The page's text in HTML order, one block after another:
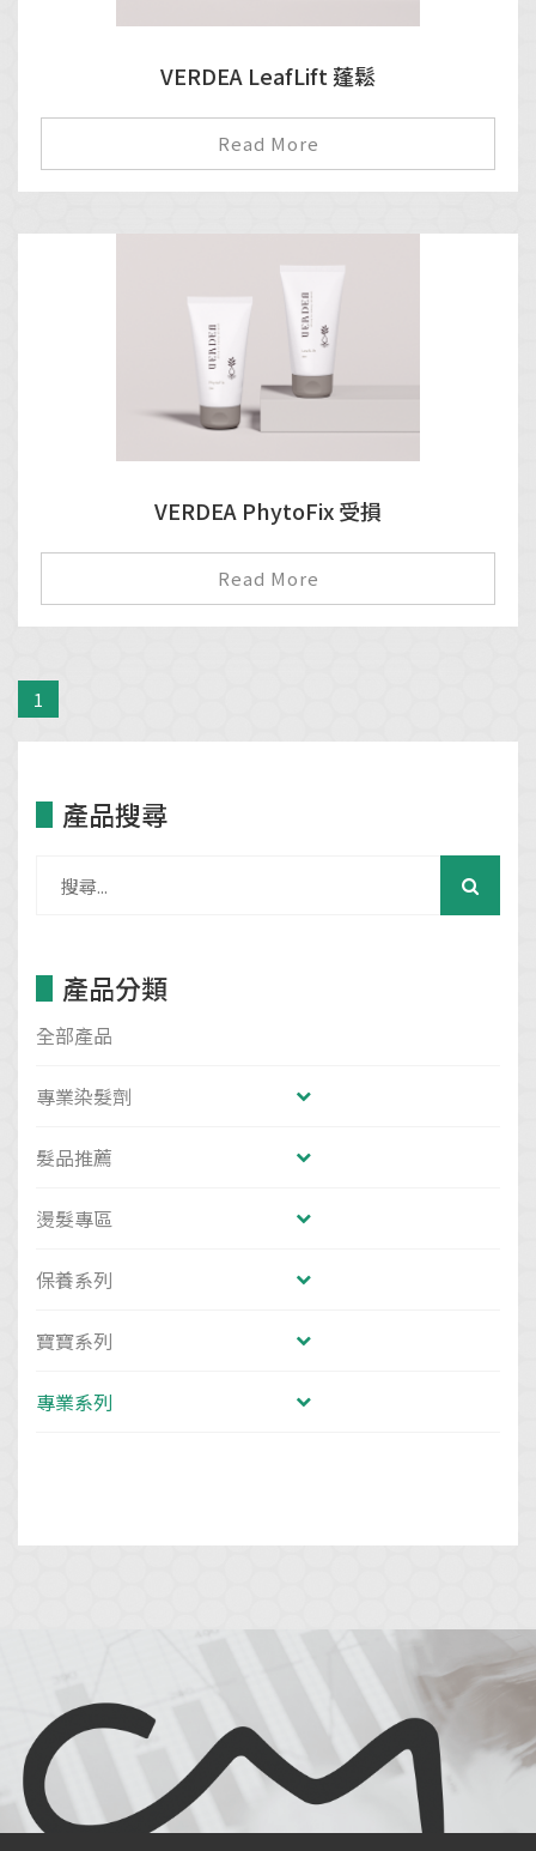
VERDEA LeafLift 蓬鬆
Read More
VERDEA PhytoFix 受損
Read More
1
產品搜尋
產品分類
全部產品
專業染髮劑
髮品推薦
燙髮專區
保養系列
寶寶系列
專業系列